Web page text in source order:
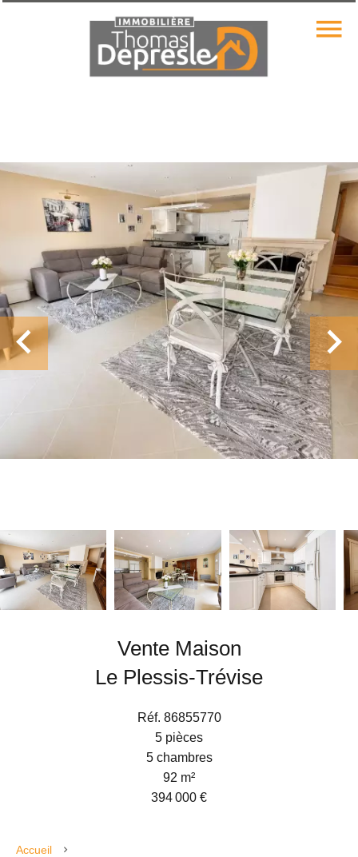
Vente Maison
Le Plessis-Trévise
Réf. 86855770
5 pièces
5 chambres
92 m²
394 000 €
Accueil